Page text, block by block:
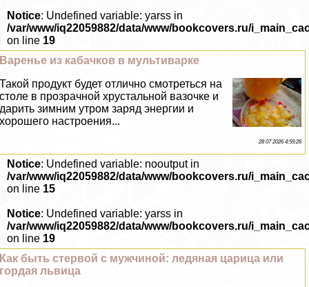
Notice: Undefined variable: yarss in
/var/www/iq22059882/data/www/bookcovers.ru/
on line 19
Варенье из кабачков в мультиварке
Такой продукт будет отлично смотреться на
столе в прозрачной хрустальной вазочке и
дарить зимним утром заряд энергии и
хорошего настроения...
28 07 2026 4:59:26
Notice: Undefined variable: nooutput in
/var/www/iq22059882/data/www/bookcovers.ru/
on line 15
Notice: Undefined variable: yarss in
/var/www/iq22059882/data/www/bookcovers.ru/
on line 19
Как быть стepвой с мужчиной: ледяная царица или
гордая львица